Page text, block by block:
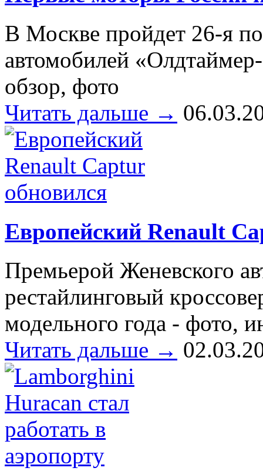
В Москве пройдет 26-я по
автомобилей
обзор, фото
Читать дальше →
Европейский Renault
Премьерой Женевского
рестайлинговый
модельного года - фото,
Читать дальше →